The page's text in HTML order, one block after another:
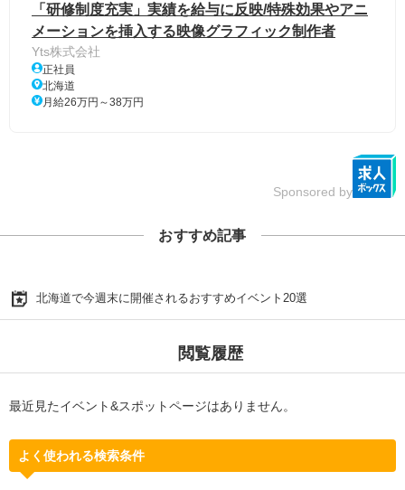
「研修制度充実」実績を給与に反映/特殊効果やアニ
メーションを挿入する映像グラフィック制作者
Yts株式会社
正社員
北海道
月給26万円～38万円
Sponsored by
おすすめ記事
北海道で今週末に開催されるおすすめイベント20選
閲覧履歴
最近見たイベント&スポットページはありません。
よく使われる検索条件